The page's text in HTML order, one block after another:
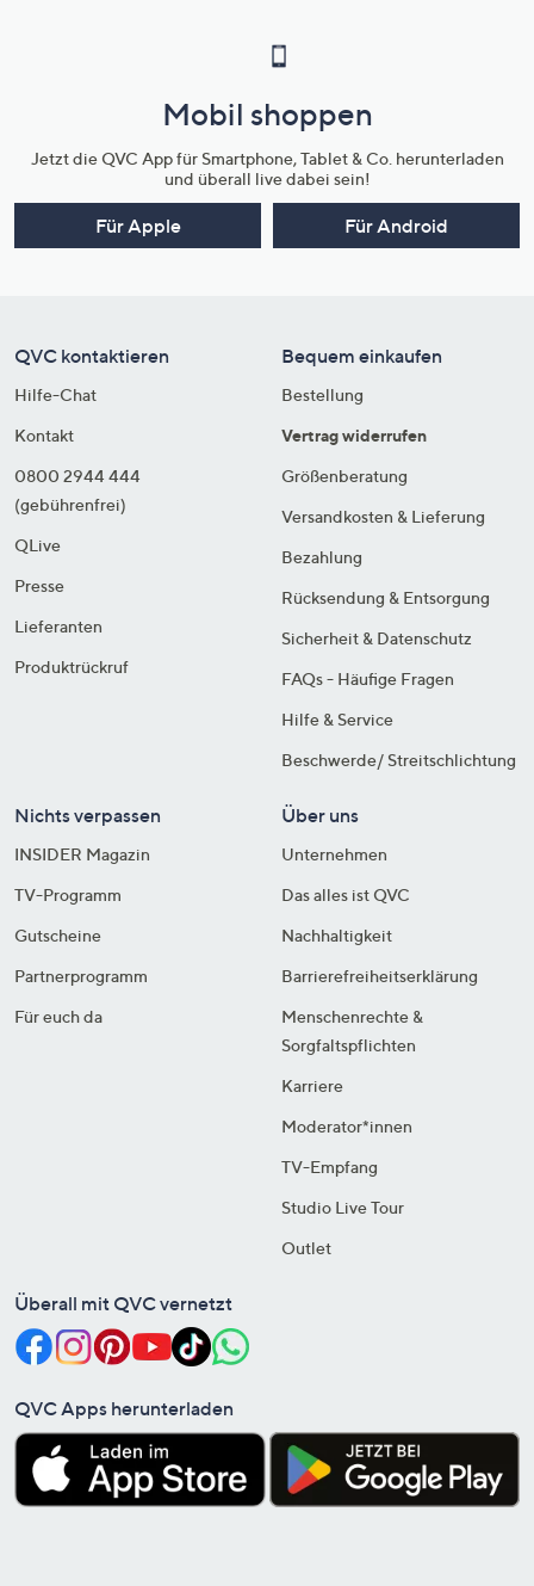
Mobil shoppen
Jetzt die QVC App für Smartphone, Tablet & Co. herunterladen
und überall live dabei sein!
Für Apple Für Android
QVC kontaktieren
Hilfe-Chat
Kontakt
0800 2944 444
(gebührenfrei)
QLive
Presse
Lieferanten
Produktrückruf
Bequem einkaufen
Bestellung
Vertrag widerrufen
Größenberatung
Versandkosten & Lieferung
Bezahlung
Rücksendung & Entsorgung
Sicherheit & Datenschutz
FAQs - Häufige Fragen
Hilfe & Service
Beschwerde/ Streitschlichtung
Nichts verpassen
INSIDER Magazin
TV-Programm
Gutscheine
Partnerprogramm
Für euch da
Über uns
Unternehmen
Das alles ist QVC
Nachhaltigkeit
Barrierefreiheitserklärung
Menschenrechte &
Sorgfaltspflichten
Karriere
Moderator*innen
TV-Empfang
Studio Live Tour
Outlet
Überall mit QVC vernetzt
QVC Apps herunterladen